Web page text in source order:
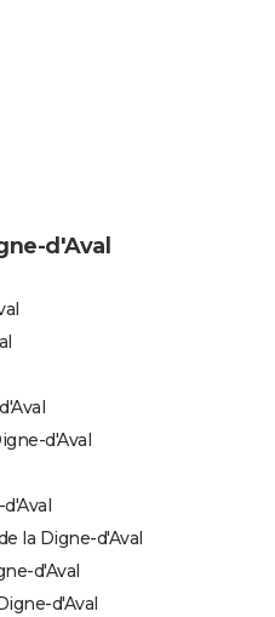
d'Aval
d'Aval
la Digne-d'Aval
d'Aval
d'Aval